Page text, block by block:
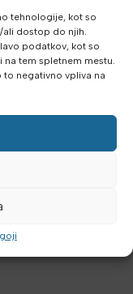
tehnologije, kot so
ali dostop do njih.
podatkov, kot so
tem spletnem mestu.
to negativno vpliva na